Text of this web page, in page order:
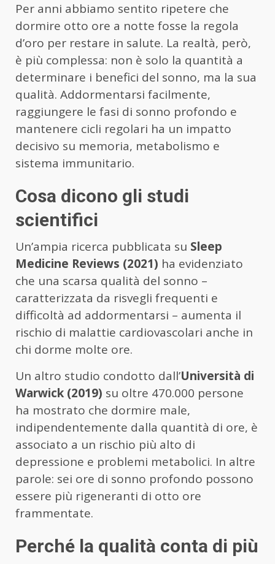
Per anni abbiamo sentito ripetere che
dormire otto ore a notte fosse la regola
d’oro per restare in salute. La realtà, però,
è più complessa: non è solo la quantità a
determinare i benefici del sonno, ma la sua
qualità. Addormentarsi facilmente,
raggiungere le fasi di sonno profondo e
mantenere cicli regolari ha un impatto
decisivo su memoria, metabolismo e
sistema immunitario.
Cosa dicono gli studi
scientifici
Un’ampia ricerca pubblicata su Sleep
Medicine Reviews (2021) ha evidenziato
che una scarsa qualità del sonno –
caratterizzata da risvegli frequenti e
difficoltà ad addormentarsi – aumenta il
rischio di malattie cardiovascolari anche in
chi dorme molte ore.
Un altro studio condotto dall’Università di
Warwick (2019) su oltre 470.000 persone
ha mostrato che dormire male,
indipendentemente dalla quantità di ore, è
associato a un rischio più alto di
depressione e problemi metabolici. In altre
parole: sei ore di sonno profondo possono
essere più rigeneranti di otto ore
frammentate.
Perché la qualità conta di più